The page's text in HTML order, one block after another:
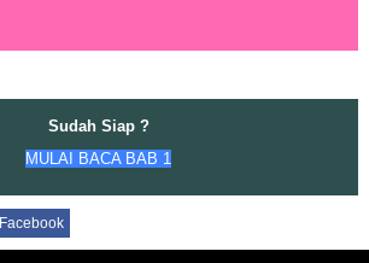
Sudah Siap ?
MULAI BACA BAB 1
Facebook